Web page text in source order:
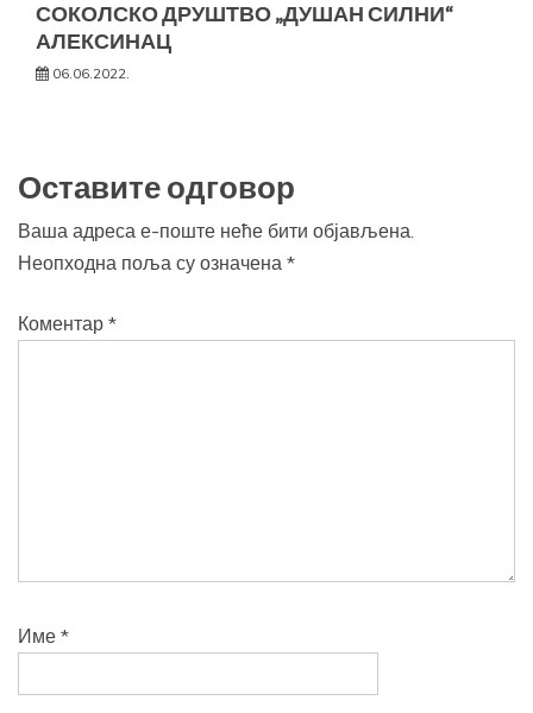
СОКОЛСКО ДРУШТВО „ДУШАН СИЛНИ“
АЛЕКСИНАЦ
06.06.2022.
Оставите одговор
Ваша адреса е-поште неће бити објављена.
Неопходна поља су означена *
Коментар *
Име *